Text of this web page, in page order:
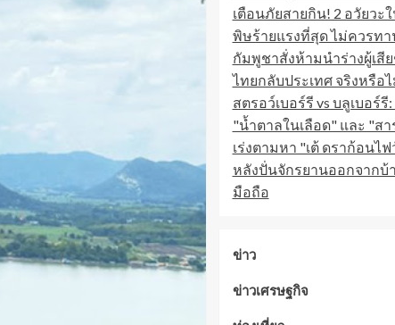
เตือนภัยสายกิน! 2 อวัยวะ
พิษร้ายแรงที่สุด ไม่ควรทา
กัมพูชาสั่งห้ามนำร่างผู้เสี
ไทยกลับประเทศ จริงหรือ
สตรอว์เบอร์รี vs บลูเบอร์
"น้ำตาลในเลือด" และ "ส
เร่งตามหา "เต้ ดราก้อนไ
หลังปั่นจักรยานออกจากบ้
มือถือ
ข่าว
ข่าวเศรษฐกิจ